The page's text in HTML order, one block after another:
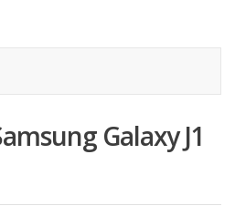
Galaxy J1